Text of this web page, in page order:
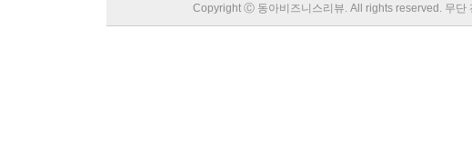
Copyright Ⓒ 동아비즈니스리뷰. All rights reserved. 무단